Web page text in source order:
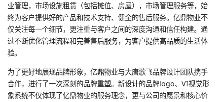
业管理，市场设施租赁（包括摊位、房屋），市场管理服务等，始
终为客户提供好的产品和技术支持、健全的售后服务。亿鼎物业不
仅关注每一个细节，更注重与客户之间的深度沟通和信任构建。通
过不断优化管理流程和完善售后服务，为客户提供高品质的生活体
验。
为了更好地展现品牌形象，亿鼎物业与大唐歌飞品牌设计团队携手
合作，进行了一次深刻的品牌重塑。新设计的品牌logo、VI视觉形
象系统不仅体现了亿鼎物业的服务理念，更与公司的愿景和核心价